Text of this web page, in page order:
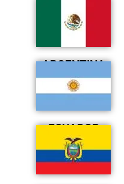
ARGENTINA
ECUADOR